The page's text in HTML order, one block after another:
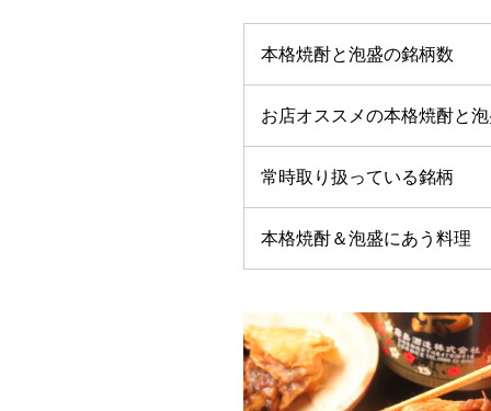
本格焼酎と泡盛の銘柄数
お店オススメの本格焼酎と
常時取り扱っている銘柄
本格焼酎＆泡盛にあう料理